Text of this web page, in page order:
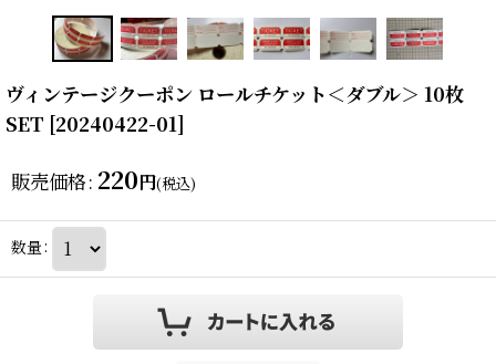
ヴィンテージクーポン ロールチケット＜ダブル＞ 10枚
SET [20240422-01]
販売価格: 220円(税込)
数量: